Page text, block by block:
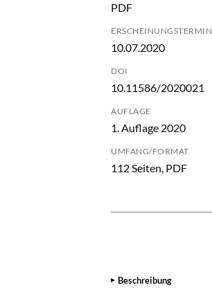
PDF
ERSCHEINUNGSTERMIN
10.07.2020
DOI
10.11586/2020021
AUFLAGE
1. Auflage 2020
UMFANG/FORMAT
112 Seiten, PDF
Beschreibung